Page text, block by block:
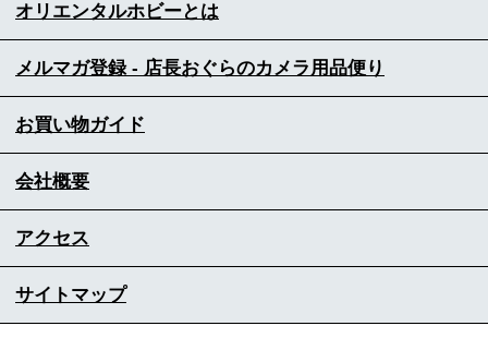
オリエンタルホビーとは
メルマガ登録 - 店長おぐらのカメラ用品便り
お買い物ガイド
会社概要
アクセス
サイトマップ